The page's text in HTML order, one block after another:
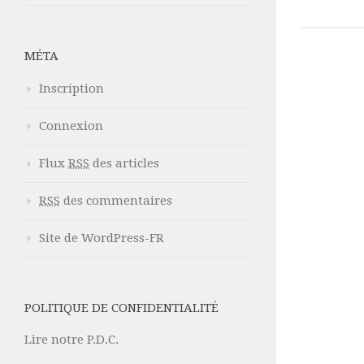
MÉTA
Inscription
Connexion
Flux RSS des articles
RSS des commentaires
Site de WordPress-FR
POLITIQUE DE CONFIDENTIALITÉ
Lire notre P.D.C.